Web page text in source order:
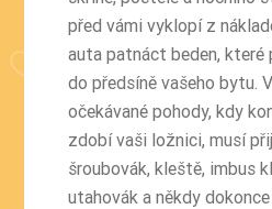
před vámi vyklopí z
auta patnáct beden, které
do předsíně vašeho bytu.
očekávané pohody, kdy
zdobí vaši ložnici, musí
šroubovák, kleště, imbus
utahovák a někdy